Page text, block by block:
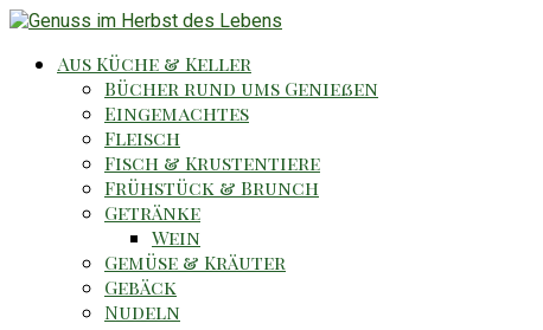
Aus Küche & Keller
Bücher rund ums Genießen
Eingemachtes
Fleisch
Fisch & Krustentiere
Frühstück & Brunch
Getränke
Wein
Gemüse & Kräuter
Gebäck
Nudeln